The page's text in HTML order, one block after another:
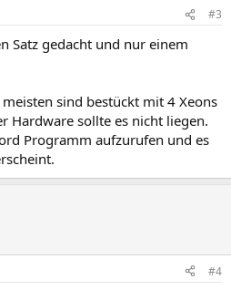
#3
Satz gedacht und nur einem
sind bestückt mit 4 Xeons
Hardware sollte es nicht liegen.
Programm aufzurufen und es
#4